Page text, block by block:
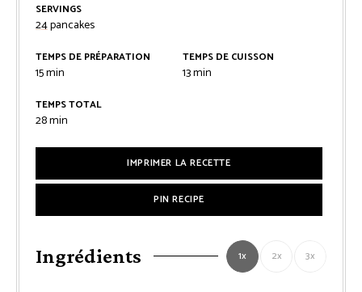
SERVINGS
24pancakes
TEMPS DE PRÉPARATION
15minutes
min
TEMPS DE CUISSON
13minutes
min
TEMPS TOTAL
28minutes
min
IMPRIMER LA RECETTE
PIN RECIPE
Ingrédients 1x 2x 3x